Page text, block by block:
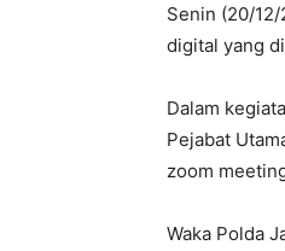
Senin (20/
digital yang
Dalam
Pejabat
zoom
Waka Polda